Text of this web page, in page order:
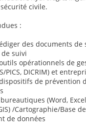
civile.
:
des documents de
suivi
opérationnels de
PICS, DICRIM) et
de prévention
(Word,
/Cartographie/Base de
de données